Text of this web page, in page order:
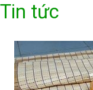
Tin tức